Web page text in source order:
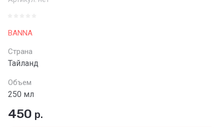
BANNA
Страна
Тайланд
Объем
250 мл
450 р.